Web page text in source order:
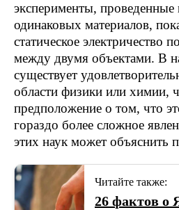
эксперименты, проведенные
одинаковых материалов,
статическое электричество
между двумя объектами. В
существует
области физики или химии,
предположение о том, что
гораздо более сложное
этих наук может объяснить
Читайте также:
26 фактов о